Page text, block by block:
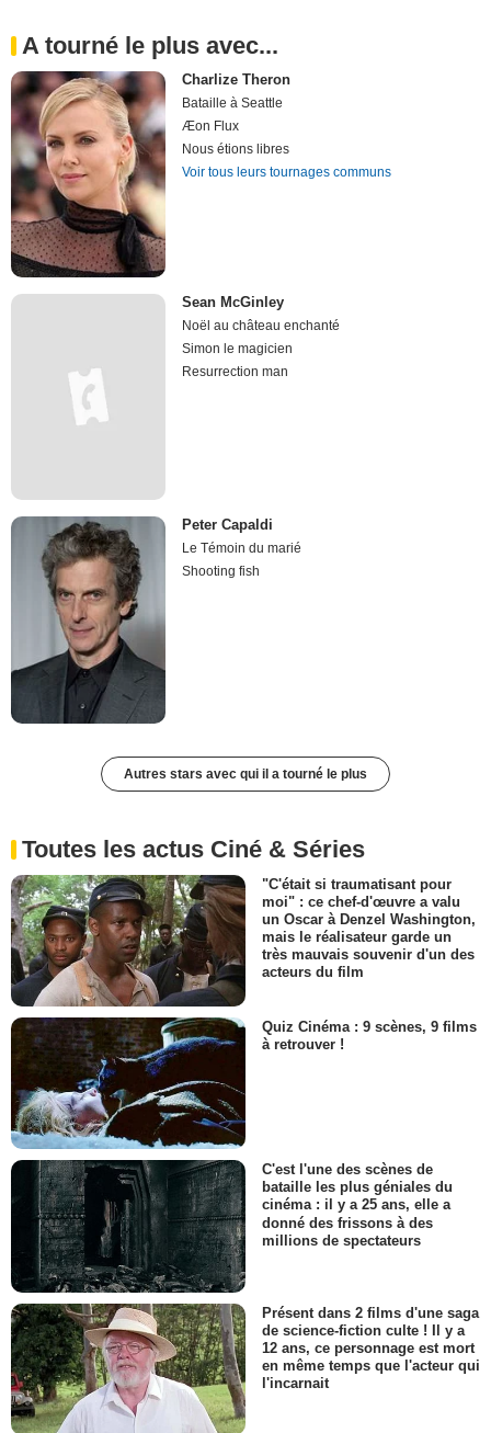
A tourné le plus avec...
Charlize Theron
Bataille à Seattle
Æon Flux
Nous étions libres
Voir tous leurs tournages communs
Sean McGinley
Noël au château enchanté
Simon le magicien
Resurrection man
Peter Capaldi
Le Témoin du marié
Shooting fish
Autres stars avec qui il a tourné le plus
Toutes les actus Ciné & Séries
"C'était si traumatisant pour
moi" : ce chef-d'œuvre a valu
un Oscar à Denzel Washington,
mais le réalisateur garde un
très mauvais souvenir d'un des
acteurs du film
Quiz Cinéma : 9 scènes, 9 films
à retrouver !
C'est l'une des scènes de
bataille les plus géniales du
cinéma : il y a 25 ans, elle a
donné des frissons à des
millions de spectateurs
Présent dans 2 films d'une saga
de science-fiction culte ! Il y a
12 ans, ce personnage est mort
en même temps que l'acteur qui
l'incarnait